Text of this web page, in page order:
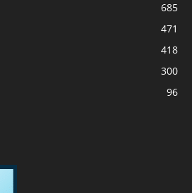
685
471
418
300
96